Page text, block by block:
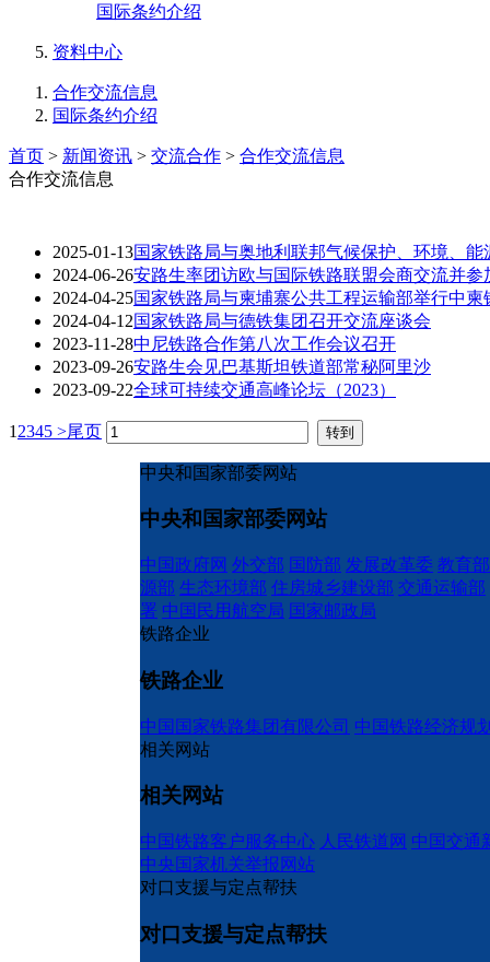
国际条约介绍
资料中心
合作交流信息
国际条约介绍
首页 > 新闻资讯 > 交流合作 > 合作交流信息
合作交流信息
2025-01-13国家铁路局与奥地利联邦气候保护、环境、
2024-06-26安路生率团访欧与国际铁路联盟会商交流并
2024-04-25国家铁路局与柬埔寨公共工程运输部举行中
2024-04-12国家铁路局与德铁集团召开交流座谈会
2023-11-28中尼铁路合作第八次工作会议召开
2023-09-26安路生会见巴基斯坦铁道部常秘阿里沙
2023-09-22全球可持续交通高峰论坛（2023）
1 2345 >尾页
中央和国家部委网站
中央和国家部委网站
中国政府网 外交部 国防部 发展改革委 教育部
源部 生态环境部 住房城乡建设部 交通运输部
署 中国民用航空局 国家邮政局
铁路企业
铁路企业
中国国家铁路集团有限公司 中国铁路经济规
相关网站
相关网站
中国铁路客户服务中心 人民铁道网 中国交通
中央国家机关举报网站
对口支援与定点帮扶
对口支援与定点帮扶